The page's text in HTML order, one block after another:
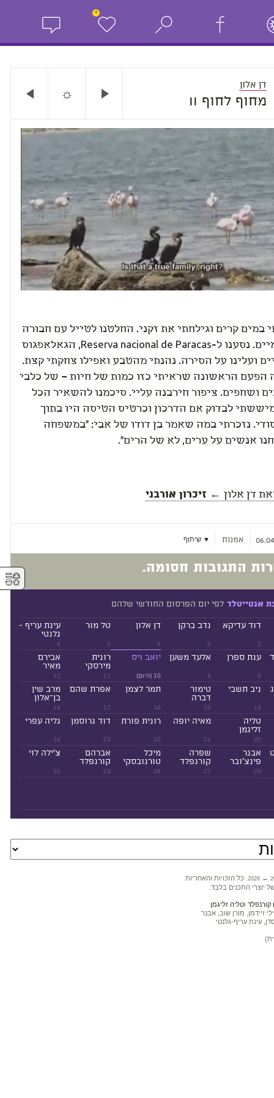
+
דן אלון
מחוף לחוף II ☼
במים קרים וגילחתי את זקני. החלטנו לטייל עם חבורה
של מקומיים. נסענו ל-Reserva nacional de Paracas, הגאלאפגוס
ועלינו על הסירה. נהנתי מהטבע ואפילו צחקתי קצת.
הפעם הראשונה שראיתי כזו כמות של חיות – של כלבי
ושחפים. ציפור חירבנה עליי. סיכמנו להשאיר הכל
לבדוק אם הדרכון וכרטיס הטיסה היו בתוך
נזכרתי במה שאמר בן דודו של אבי: "במשפחה
אנשים על ערים, לא של הרים".
דן אלון ← זיכרון אורבני
אמנות ▼ שיתוף
התגובות חסומה.
אנטייטלד לפי יום הפרסום החודשי שלהם
2
דוד עדיקא
3
נדב ברקן
4
דן אלון
5
טל מור
6
עינת עריף -
גלנטי
8
ענת ספרן
9
אלעד משען
10 (היום)
יואב ויס
11
רונית
מירסקי
12
אבירם
מאיר
14
ניב תשבי
15
טימור
דברה
16
תמר לצמן
17
אפרת שהם
18
מרב שין
בן־אלון
20
טליה
זליגמן
21
מאיה יופה
22
רונית פורת
23
דוד גרוסמן
24
גליה עפרי
26
אבנר
פינצ'ובר
27
שפרה
קורנפלד
28
מיכל
טורנובסקי
29
אברהם
קורנפלד
30
צ'ילה לוי
2026 ←
. כל הזכויות והאחריות
יוצרי התכנים בלבד.
וטליה זליגמן
זיידמן, מורן שוב, אבנר
עינת עריף-גלנטי
⚥︎